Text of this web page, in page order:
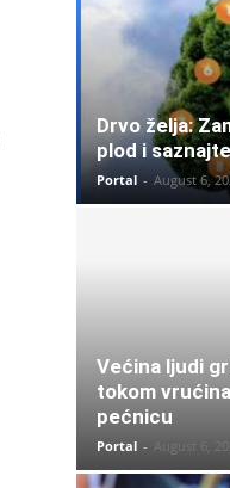
Drvo želja:
plod i
Portal - August 6,
Većina ljudi
tokom
pećnicu
Portal - August 6,